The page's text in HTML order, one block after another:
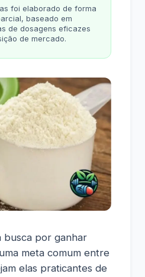
foi elaborado de forma
baseado em
de dosagens eficazes
de mercado.
busca por ganhar
meta comum entre
elas praticantes de